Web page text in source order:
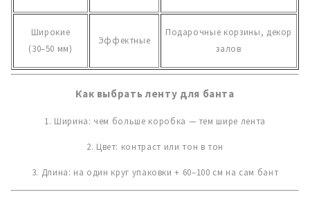
Широкие
(30–50 мм)
Эффектные
Подарочные корзины, декор
залов
Как выбрать ленту для банта
1. Ширина: чем больше коробка — тем шире лента
2. Цвет: контраст или тон в тон
3. Длина: на один круг упаковки + 60–100 см на сам бант